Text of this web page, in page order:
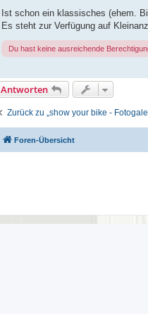
Ist schon ein klassisches (ehem.
Es steht zur Verfügung auf
Du hast keine ausreichende
Antworten
Zurück zu „show your bike -
Foren-Übersicht